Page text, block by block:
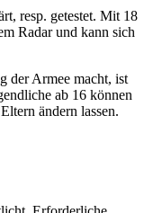
resp. getestet. Mit 18
Radar und kann sich
der Armee macht, ist
ab 16 können
ändern lassen.